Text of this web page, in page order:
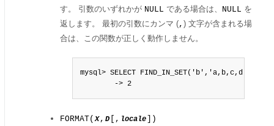
す。 引数のいずれかが NULL である場合は、 NULL を
返します。 最初の引数にカンマ (, ) 文字が含まれる場
合は、この関数が正しく動作しません。
mysql> SELECT FIND_IN_SET('b','a,b,c,d');
        -> 2
FORMAT( X , D [, locale ])